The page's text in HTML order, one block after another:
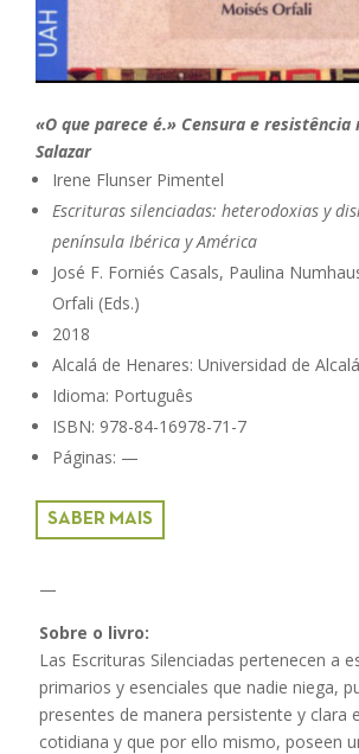
«O que parece é.» Censura e resistência
Salazar
Irene Flunser Pimentel
Escrituras silenciadas: heterodoxias y
península Ibérica y América
José F. Forniés Casals, Paulina
Orfali (Eds.)
2018
Alcalá de Henares: Universidad de
Idioma: Português
ISBN: 978-84-16978-71-7
Páginas: —
SABER MAIS
—
Sobre o livro:
Las Escrituras Silenciadas pertenecen a
primarios y esenciales que nadie niega,
presentes de manera persistente y clara
cotidiana y que por ello mismo, poseen